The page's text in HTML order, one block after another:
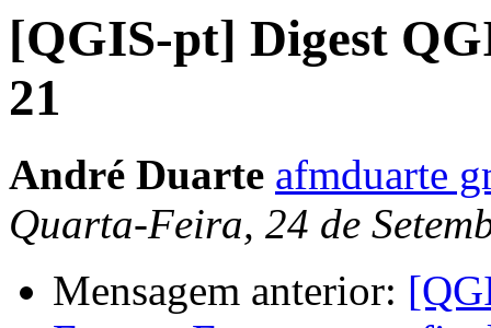
[QGIS-pt] Digest
21
André Duarte afmduarte
Quarta-Feira, 24 de
Mensagem anterior: